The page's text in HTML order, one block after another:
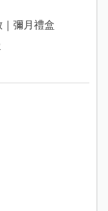
｜彌月禮盒